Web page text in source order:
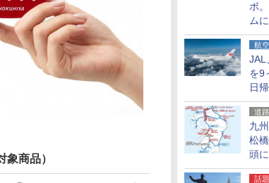
ボ
ム
貨
航空
JAL
を9
日
で
道路
九
松
頭
へ
話題
商品）